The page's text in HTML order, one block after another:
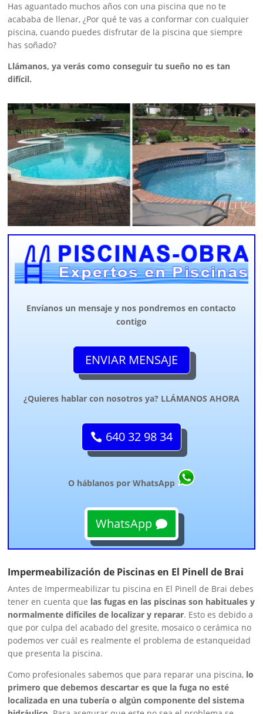
Has aguantado muchos años con una piscina que no te
acababa de llenar, ¿Por qué te vas a conformar con cualquier
piscina, cuando puedes disfrutar de la piscina que siempre
has soñado?
Llámanos, ya verás como conseguir tu sueño no es tan
difícil.
Envíanos un mensaje y nos pondremos en contacto
contigo
ENVIAR MENSAJE
¿Quieres hablar con nosotros ya? LLÁMANOS AHORA
640 32 98 34
O háblanos por WhatsApp
WhatsApp
Impermeabilización de Piscinas en El Pinell de Brai
Antes de Impermeabilizar tu piscina en El Pinell de Brai debes
tener en cuenta que las fugas en las piscinas son habituales y
normalmente difíciles de localizar y reparar. Esto es debido a
que por culpa del acabado del gresite, mosaico o cerámica no
podemos ver cuál es realmente el problema de estanqueidad
que presenta la piscina.
Como profesionales sabemos que para reparar una piscina, lo
primero que debemos descartar es que la fuga no esté
localizada en una tubería o algún componente del sistema